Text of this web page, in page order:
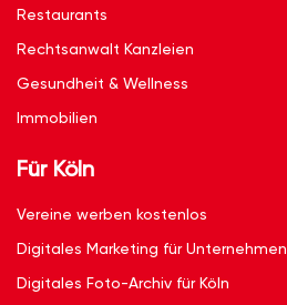
Restaurants
Rechtsanwalt Kanzleien
Gesundheit & Wellness
Immobilien
Für Köln
Vereine werben kostenlos
Digitales Marketing für Unternehmen
Digitales Foto-Archiv für Köln